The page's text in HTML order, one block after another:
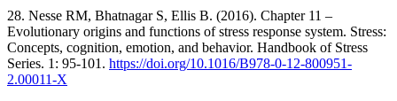
28. Nesse RM, Bhatnagar S, Ellis B. (2016). Chapter 11 –
Evolutionary origins and functions of stress response system. Stress:
Concepts, cognition, emotion, and behavior. Handbook of Stress
Series. 1: 95-101. https://doi.org/10.1016/B978-0-12-800951-
2.00011-X